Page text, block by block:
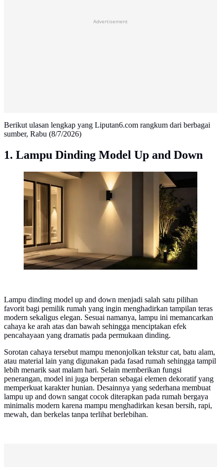
Advertisement
Berikut ulasan lengkap yang Liputan6.com rangkum dari berbagai
sumber, Rabu (8/7/2026)
1. Lampu Dinding Model Up and Down
Ide Lampu Dinding Teras agar Rumah Terlihat Lebih
Elegan (AI Generated)
Lampu dinding model up and down menjadi salah satu pilihan
favorit bagi pemilik rumah yang ingin menghadirkan tampilan teras
modern sekaligus elegan. Sesuai namanya, lampu ini memancarkan
cahaya ke arah atas dan bawah sehingga menciptakan efek
pencahayaan yang dramatis pada permukaan dinding.
Sorotan cahaya tersebut mampu menonjolkan tekstur cat, batu alam,
atau material lain yang digunakan pada fasad rumah sehingga tampil
lebih menarik saat malam hari. Selain memberikan fungsi
penerangan, model ini juga berperan sebagai elemen dekoratif yang
memperkuat karakter hunian. Desainnya yang sederhana membuat
lampu up and down sangat cocok diterapkan pada rumah bergaya
minimalis modern karena mampu menghadirkan kesan bersih, rapi,
mewah, dan berkelas tanpa terlihat berlebihan.